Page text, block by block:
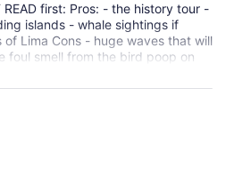
first: Pros: - the history tour -
islands - whale sightings if
Lima Cons - huge waves that will
foul smell from the bird poop on
didnt provide goggles or
ONLY people on our boat to see
brought our own luckily.